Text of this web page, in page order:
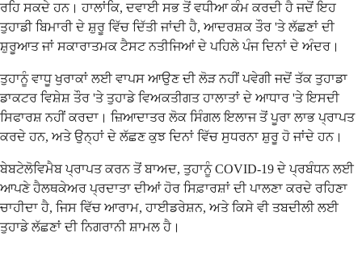
ਰਹਿ ਸਕਦੇ ਹਨ। ਹਾਲਾਂਕਿ, ਦਵਾਈ ਸਭ ਤੋਂ ਵਧੀਆ ਕੰਮ ਕਰਦੀ ਹੈ ਜਦੋਂ ਇਹ
ਤੁਹਾਡੀ ਬਿਮਾਰੀ ਦੇ ਸ਼ੁਰੂ ਵਿੱਚ ਦਿੱਤੀ ਜਾਂਦੀ ਹੈ, ਆਦਰਸ਼ਕ ਤੌਰ 'ਤੇ ਲੱਛਣਾਂ ਦੀ
ਸ਼ੁਰੂਆਤ ਜਾਂ ਸਕਾਰਾਤਮਕ ਟੈਸਟ ਨਤੀਜਿਆਂ ਦੇ ਪਹਿਲੇ ਪੰਜ ਦਿਨਾਂ ਦੇ ਅੰਦਰ।
ਤੁਹਾਨੂੰ ਵਾਧੂ ਖੁਰਾਕਾਂ ਲਈ ਵਾਪਸ ਆਉਣ ਦੀ ਲੋੜ ਨਹੀਂ ਪਵੇਗੀ ਜਦੋਂ ਤੱਕ ਤੁਹਾਡਾ
ਡਾਕਟਰ ਵਿਸ਼ੇਸ਼ ਤੌਰ 'ਤੇ ਤੁਹਾਡੇ ਵਿਅਕਤੀਗਤ ਹਾਲਾਤਾਂ ਦੇ ਆਧਾਰ 'ਤੇ ਇਸਦੀ
ਸਿਫਾਰਸ਼ ਨਹੀਂ ਕਰਦਾ। ਜ਼ਿਆਦਾਤਰ ਲੋਕ ਸਿੰਗਲ ਇਲਾਜ ਤੋਂ ਪੂਰਾ ਲਾਭ ਪ੍ਰਾਪਤ
ਕਰਦੇ ਹਨ, ਅਤੇ ਉਨ੍ਹਾਂ ਦੇ ਲੱਛਣ ਕੁਝ ਦਿਨਾਂ ਵਿੱਚ ਸੁਧਰਨਾ ਸ਼ੁਰੂ ਹੋ ਜਾਂਦੇ ਹਨ।
ਬੇਬਟੇਲੋਵਿਮੈਬ ਪ੍ਰਾਪਤ ਕਰਨ ਤੋਂ ਬਾਅਦ, ਤੁਹਾਨੂੰ COVID-19 ਦੇ ਪ੍ਰਬੰਧਨ ਲਈ
ਆਪਣੇ ਹੈਲਥਕੇਅਰ ਪ੍ਰਦਾਤਾ ਦੀਆਂ ਹੋਰ ਸਿਫ਼ਾਰਸ਼ਾਂ ਦੀ ਪਾਲਣਾ ਕਰਦੇ ਰਹਿਣਾ
ਚਾਹੀਦਾ ਹੈ, ਜਿਸ ਵਿੱਚ ਆਰਾਮ, ਹਾਈਡਰੇਸ਼ਨ, ਅਤੇ ਕਿਸੇ ਵੀ ਤਬਦੀਲੀ ਲਈ
ਤੁਹਾਡੇ ਲੱਛਣਾਂ ਦੀ ਨਿਗਰਾਨੀ ਸ਼ਾਮਲ ਹੈ।